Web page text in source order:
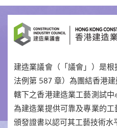
建造業議會（「議會」）是
法例第 587 章）為團結香港
轄下之香港建造業工藝測試
為建造業提供可靠及專業的
頒發證書以認可其工藝技術水